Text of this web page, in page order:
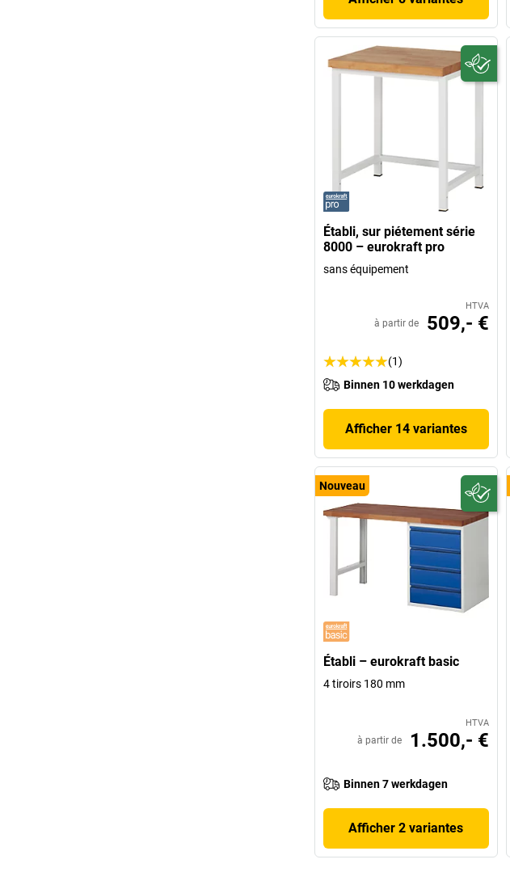
Établi, sur piétement série
8000 – eurokraft pro
sans équipement
HTVA
à partir de 509,- €
(1)
Binnen 10 werkdagen
Afficher 14 variantes
Nouveau
Établi – eurokraft basic
4 tiroirs 180 mm
HTVA
à partir de 1.500,- €
Binnen 7 werkdagen
Afficher 2 variantes